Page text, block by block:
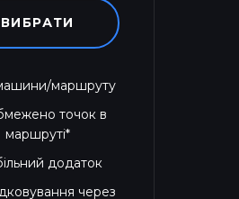
ВИБРАТИ
маршруту
точок в
маршруті*
додаток
через